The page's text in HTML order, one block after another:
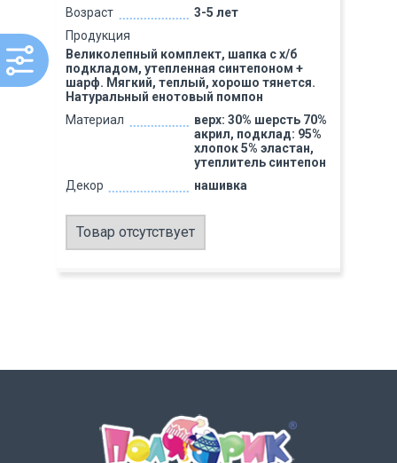
Возраст
3-5 лет
Продукция
Великолепный комплект, шапка с х/б
подкладом, утепленная синтепоном +
шарф. Мягкий, теплый, хорошо тянется.
Натуральный енотовый помпон
Материал
верх: 30% шерсть 70%
акрил, подклад: 95%
хлопок 5% эластан,
утеплитель синтепон
Декор
нашивка
Товар отсутствует